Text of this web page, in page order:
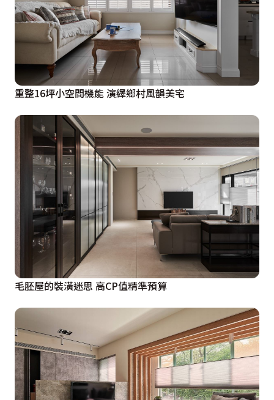
重整16坪小空間機能 演繹鄉村風韻美宅
毛胚屋的裝潢迷思 高CP值精準預算